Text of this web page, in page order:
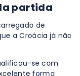
partida
de
a Croácia já não
se com
forma